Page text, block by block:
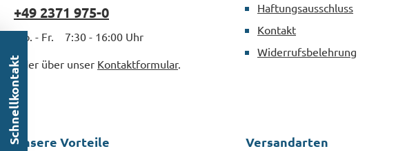
+49 2371 975-0
Mo. - Fr. 7:30 - 16:00 Uhr
Oder über unser Kontaktformular.
Haftungsausschluss
Kontakt
Widerrufsbelehrung
Unsere Vorteile Versandarten
Schnellkontakt